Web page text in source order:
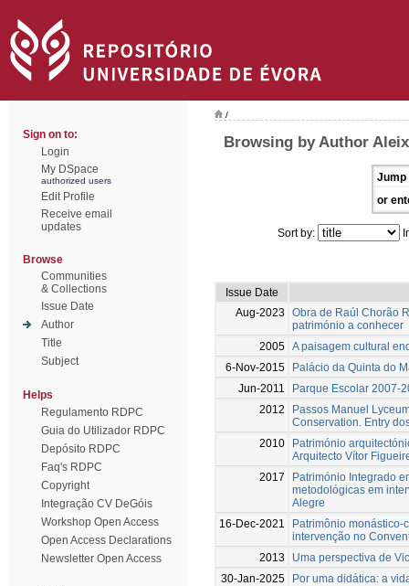
Sign on to:
Login
My DSpace
authorized users
Edit Profile
Receive email
updates
Browse
Communities
& Collections
Issue Date
Author
Title
Subject
Helps
Regulamento RDPC
Guia do Utilizador RDPC
Depósito RDPC
Faq's RDPC
Copyright
Integração CV DeGóis
Workshop Open Access
Open Access Declarations
Newsletter Open Access
/
Browsing by Author
Jump
or
Sort by:
Issue Date
Aug-2023
Obra de Raúl Chorão
património a conhecer
2005 A paisagem cultural
6-Nov-2015
Palácio da Quinta do
Jun-2011
Parque Escolar 2007-
2012
Passos Manuel
Conservation. Entry
2010
Património
Arquitecto Vítor
2017
Património Integrado
metodológicas em
Alegre
16-Dec-2021
Patrimônio monástico-
intervenção no
2013
Uma perspectiva de
30-Jan-2025
Por uma didática: a